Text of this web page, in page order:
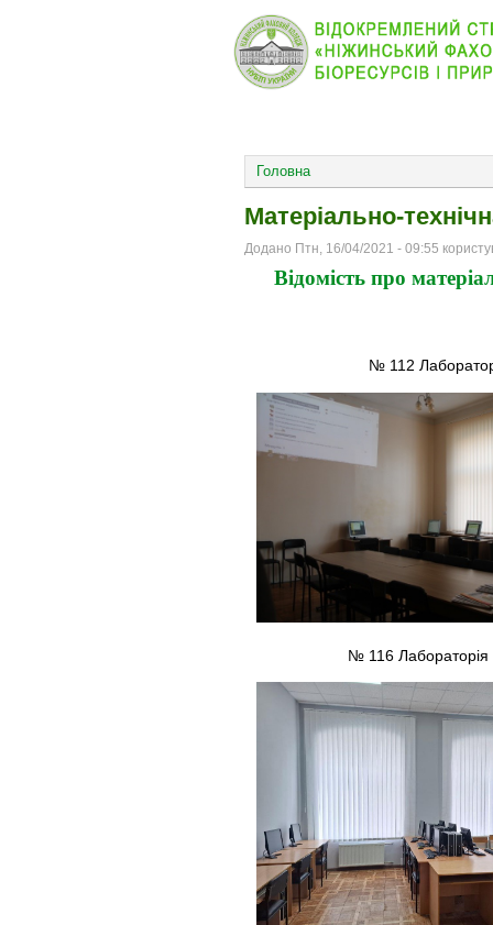
Головна
Матеріально-
Додано Птн, 16/04/2021 - 09:55
Відомість про
№ 112
№ 116 Лабораторія